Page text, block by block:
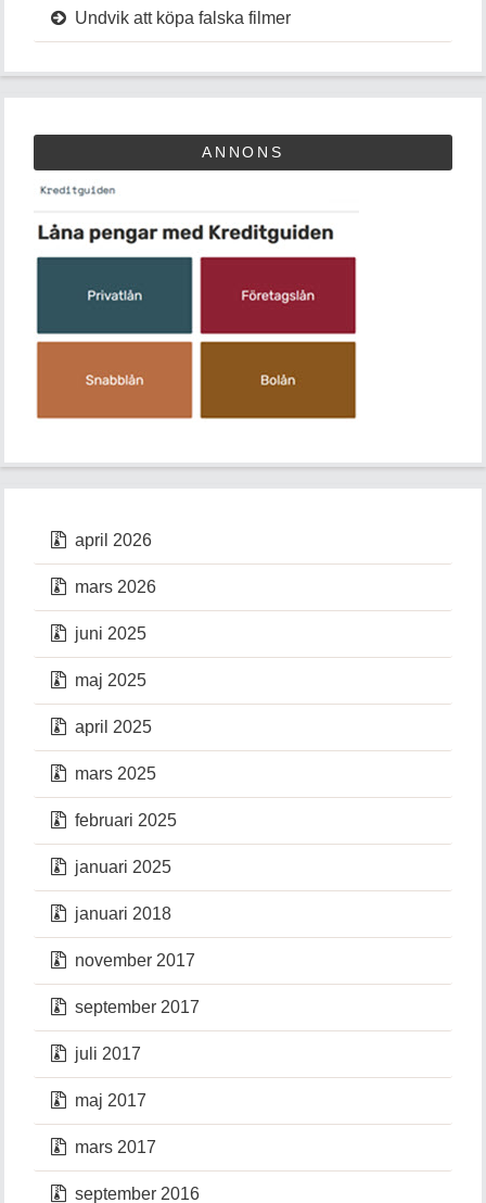
Undvik att köpa falska filmer
ANNONS
april 2026
mars 2026
juni 2025
maj 2025
april 2025
mars 2025
februari 2025
januari 2025
januari 2018
november 2017
september 2017
juli 2017
maj 2017
mars 2017
september 2016